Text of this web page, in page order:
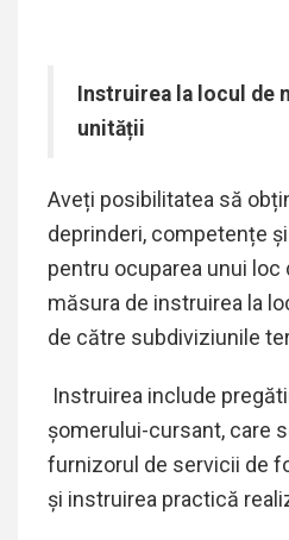
Instruirea la locul de
unității
Aveți posibilitatea să
deprinderi, competențe
pentru ocuparea unui loc
măsura de instruirea la
de către subdiviziunile
Instruirea include
șomerului-cursant, care
furnizorul de servicii de
și instruirea practică